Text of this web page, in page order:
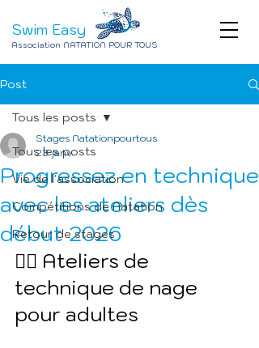
Swim Easy
Association NATATION POUR TOUS
Post
Tous les posts
Vie de l'association
Compétitions de Natation
Retour de stages
Tous les posts
Progressez en technique
avec les ateliers dès
début 2026
Stages Natationpourtous
23 janv.
🏊‍♂️ Ateliers de
technique de nage
pour adultes